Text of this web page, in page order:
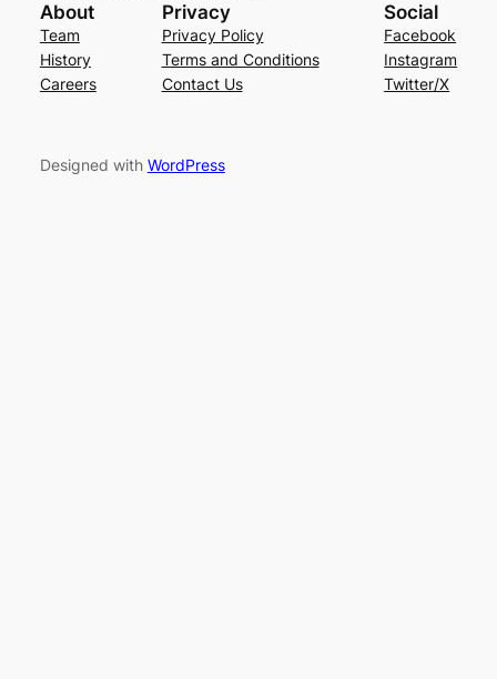
About
Team
History
Careers
Privacy
Privacy Policy
Terms and Conditions
Contact Us
Social
Facebook
Instagram
Twitter/X
Designed with WordPress